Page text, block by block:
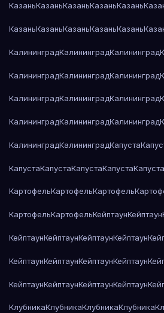
КазаньКазаньКазаньКазаньКазань
КазаньКазаньКазаньКазаньКазань
КалининградКалининградКалининград
КалининградКалининградКалининград
КалининградКалининградКалининград
КалининградКалининградКалининград
КалининградКалининградКапуста
КапустаКапустаКапустаКапустаКапуста
КартофельКартофельКартофель
КартофельКартофельКейптаунКейптаун
КейптаунКейптаунКейптаунКейптаун
КейптаунКейптаунКейптаунКейптаун
КейптаунКейптаунКейптаунКейптаун
КлубникаКлубникаКлубникаКлубника